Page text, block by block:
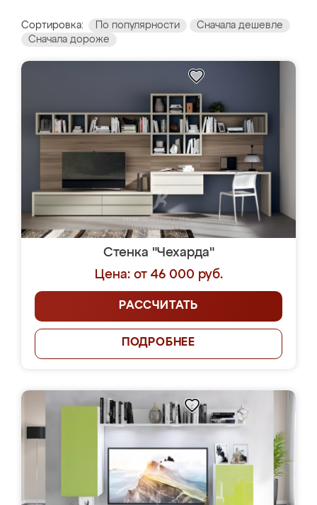
Сортировка: По популярности
Сначала дешевле
Сначала дороже
Стенка "Чехарда"
Цена: от 46 000 руб.
РАССЧИТАТЬ
ПОДРОБНЕЕ